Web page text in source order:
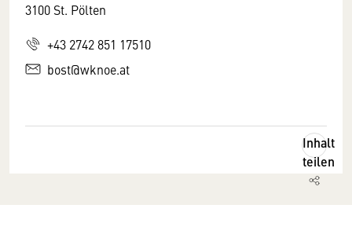
3100 St. Pölten
+43 2742 851 17510
bost@wknoe.at
Inhalt
teilen